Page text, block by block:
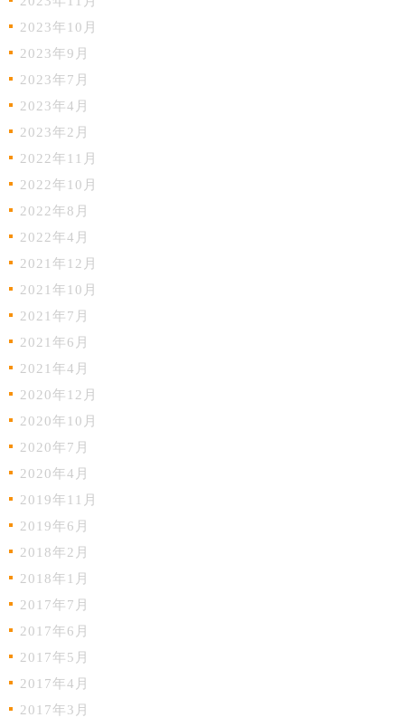
2023年10月
2023年9月
2023年7月
2023年4月
2023年2月
2022年11月
2022年10月
2022年8月
2022年4月
2021年12月
2021年10月
2021年7月
2021年6月
2021年4月
2020年12月
2020年10月
2020年7月
2020年4月
2019年11月
2019年6月
2018年2月
2018年1月
2017年7月
2017年6月
2017年5月
2017年4月
2017年3月